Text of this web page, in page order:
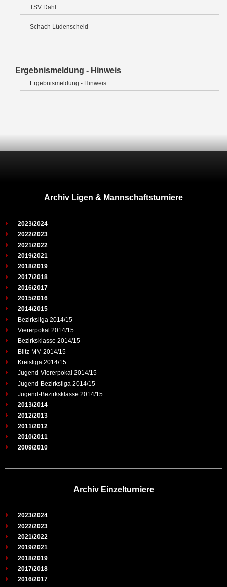
TSV Dahl
Schach Lüdenscheid
Ergebnismeldung - Hinweis
Ergebnismeldung - Hinweis
Archiv Ligen & Mannschaftsturniere
2023/2024
2022/2023
2021/2022
2019/2021
2018/2019
2017/2018
2016/2017
2015/2016
2014/2015
Bezirksliga 2014/15
Viererpokal 2014/15
Bezirksklasse 2014/15
Blitz-MM 2014/15
Kreisliga 2014/15
Jugend-Viererpokal 2014/15
Jugend-Bezirksliga 2014/15
Jugend-Bezirksklasse 2014/15
2013/2014
2012/2013
2011/2012
2010/2011
2009/2010
Archiv Einzelturniere
2023/2024
2022/2023
2021/2022
2019/2021
2018/2019
2017/2018
2016/2017